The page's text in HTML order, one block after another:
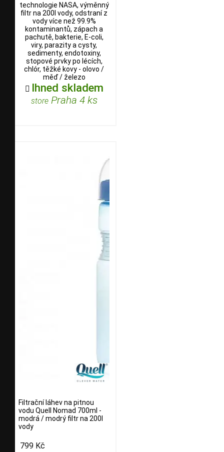
technologie NASA, výměnný
filtr na 200l vody, odstraní z
vody více než 99.9%
kontaminantů, zápach a
pachutě, bakterie, E-coli,
viry, parazity a cysty,
sedimenty, endotoxiny,
stopové prvky po lécích,
chlór, těžké kovy - olovo /
měď / železo
 Ihned skladem
storePraha 4 ks
Filtrační láhev na pitnou
vodu Quell Nomad 700ml -
modrá / modrý filtr na 200l
vody
799 Kč